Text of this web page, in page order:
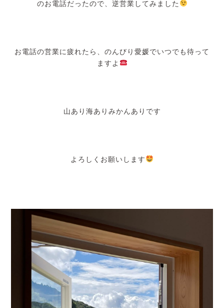
のお電話だったので、逆営業してみました
お電話の営業に疲れたら、のんびり愛媛でいつでも待って
ますよ
山あり海ありみかんありです
よろしくお願いします